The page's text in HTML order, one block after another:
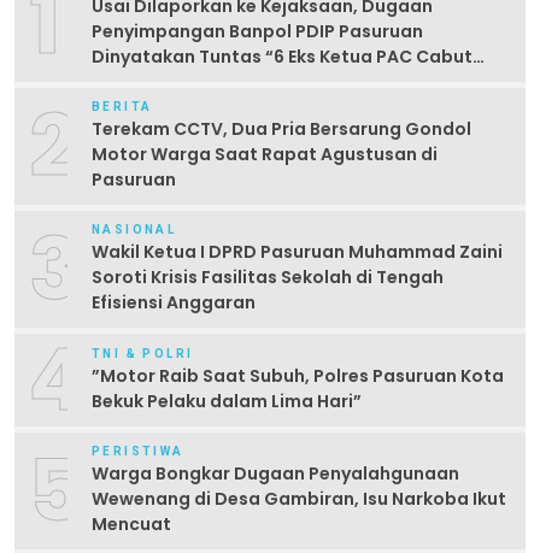
Usai Dilaporkan ke Kejaksaan, Dugaan
Penyimpangan Banpol PDIP Pasuruan
Dinyatakan Tuntas “6 Eks Ketua PAC Cabut
2 BERITA
Terekam CCTV, Dua Pria Bersarung Gondol
Motor Warga Saat Rapat Agustusan di
Pasuruan
3 NASIONAL
Wakil Ketua I DPRD Pasuruan Muhammad Zaini
Soroti Krisis Fasilitas Sekolah di Tengah
Efisiensi Anggaran
4 TNI & POLRI
‎”Motor Raib Saat Subuh, Polres Pasuruan Kota
Bekuk Pelaku dalam Lima Hari” ‎
5 PERISTIWA
Warga Bongkar Dugaan Penyalahgunaan
Wewenang di Desa Gambiran, Isu Narkoba Ikut
Mencuat